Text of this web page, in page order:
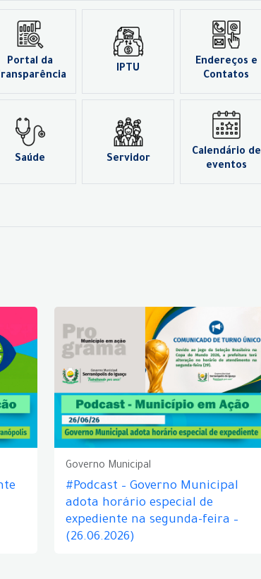
Portal da
IPTU
Endereços e
Contatos
Saúde Servidor
Calendário de
eventos
Governo Municipal
#Podcast – Governo Municipal
adota horário especial de
expediente na segunda-feira –
(26.06.2026)